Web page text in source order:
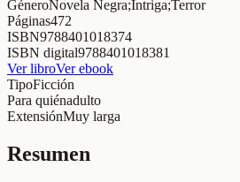
GéneroNovela Negra;Intriga;Terror
Páginas472
ISBN9788401018374
ISBN digital9788401018381
Ver libroVer ebook
TipoFicción
Para quiénadulto
ExtensiónMuy larga
Resumen